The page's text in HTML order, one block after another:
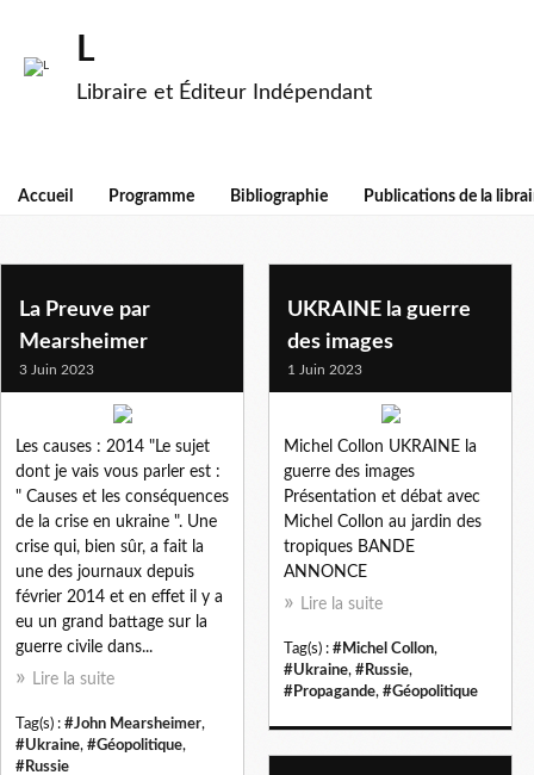
L
Libraire et Éditeur Indépendant
Accueil Programme Bibliographie Publications de la
ukraine
La Preuve par
Mearsheimer
3 Juin 2023
Les causes : 2014 "Le sujet
dont je vais vous parler est :
" Causes et les conséquences
de la crise en ukraine ". Une
crise qui, bien sûr, a fait la
une des journaux depuis
février 2014 et en effet il y a
eu un grand battage sur la
guerre civile dans...
Lire la suite
Tag(s) : #John Mearsheimer,
#Ukraine, #Géopolitique,
#Russie
UKRAINE la guerre
des images
1 Juin 2023
Michel Collon UKRAINE la
guerre des images
Présentation et débat avec
Michel Collon au jardin des
tropiques BANDE
ANNONCE
Lire la suite
Tag(s) : #Michel Collon,
#Ukraine, #Russie,
#Propagande, #Géopolitique